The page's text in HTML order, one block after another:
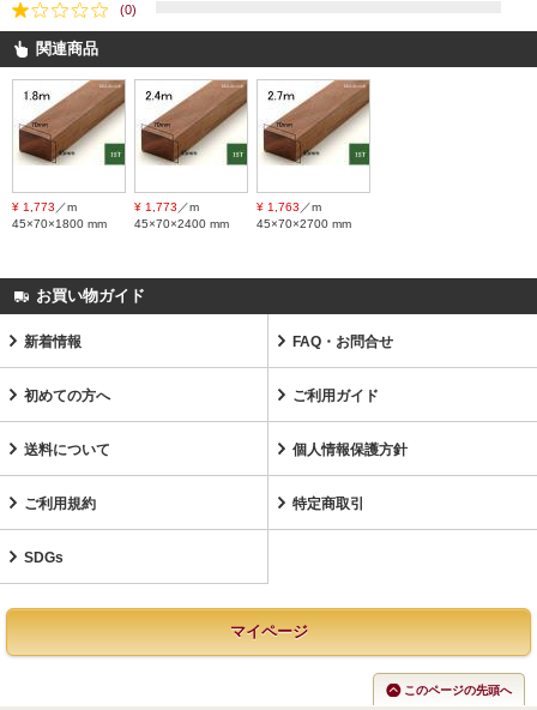
(0)
関連商品
¥ 1,773 ／m
45×70×1800 mm
¥ 1,773 ／m
45×70×2400 mm
¥ 1,763 ／m
45×70×2700 mm
お買い物ガイド
新着情報 FAQ・お問合せ
初めての方へ ご利用ガイド
送料について 個人情報保護方針
ご利用規約 特定商取引
SDGs
マイページ
このページの先頭へ